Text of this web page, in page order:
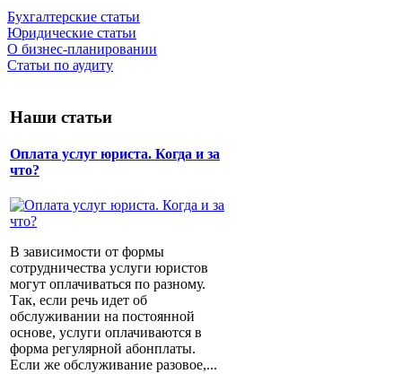
Бухгалтерские статьи
Юридические статьи
О бизнес-планировании
Статьи по аудиту
Наши статьи
Оплата услуг юриста. Когда и за
что?
В зависимости от формы
сотрудничества услуги юристов
могут оплачиваться по разному.
Так, если речь идет об
обслуживании на постоянной
основе, услуги оплачиваются в
форма регулярной абонплаты.
Если же обслуживание разовое,...